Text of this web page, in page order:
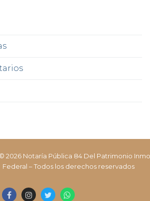
2026 Notaría Pública 84 Del Patrimonio
Federal – Todos los derechos reservados